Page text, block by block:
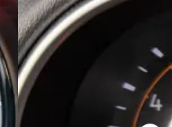
Unlimited 3.6 Sahara I JL I Aut. I
Hardtop I Leder I Carplay I 4WD
€ 46.999
v.a. € 996/mnd
Marktconform